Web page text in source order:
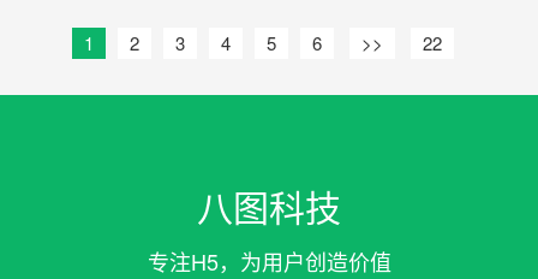
1 2 3 4 5 6 >> 22
八图科技
专注H5，为用户创造价值